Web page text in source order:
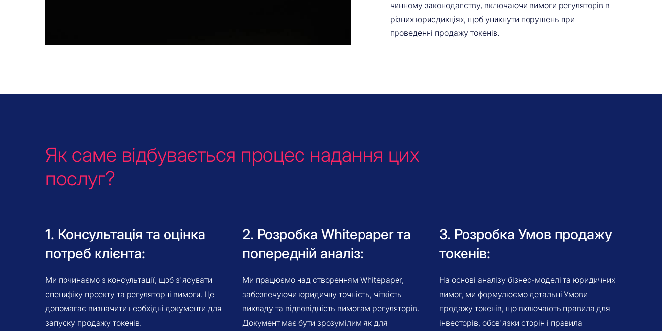
чинному законодавству, включаючи вимоги регуляторів в
різних юрисдикціях, щоб уникнути порушень при
проведенні продажу токенів.
Як саме відбувається процес надання цих
послуг?
1. Консультація та оцінка
потреб клієнта:
Ми починаємо з консультації, щоб з'ясувати
специфіку проекту та регуляторні вимоги. Це
допомагає визначити необхідні документи для
запуску продажу токенів.
2. Розробка Whitepaper та
попередній аналіз:
Ми працюємо над створенням Whitepaper,
забезпечуючи юридичну точність, чіткість
викладу та відповідність вимогам регуляторів.
Документ має бути зрозумілим як для
3. Розробка Умов продажу
токенів:
На основі аналізу бізнес-моделі та юридичних
вимог, ми формулюємо детальні Умови
продажу токенів, що включають правила для
інвесторів, обов'язки сторін і правила